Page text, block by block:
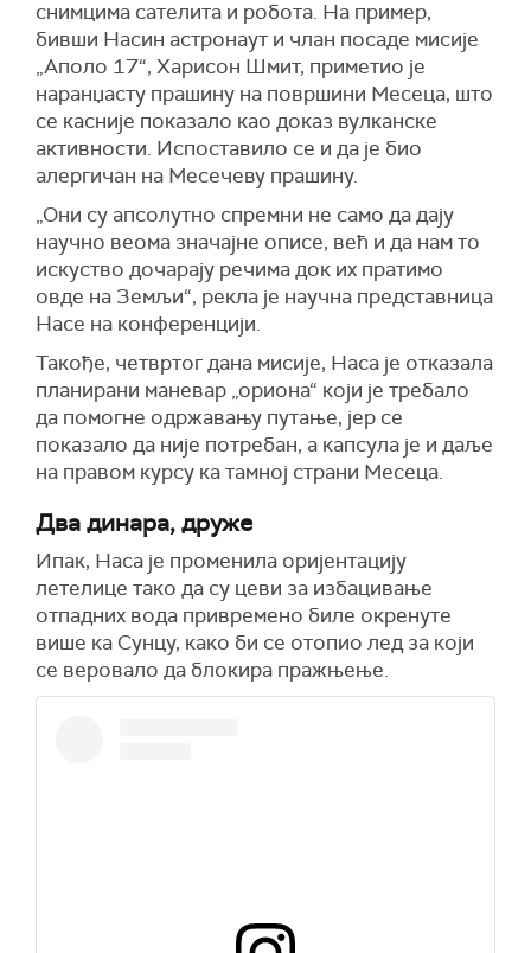
снимцима сателита и робота. На пример,
бивши Насин астронаут и члан посаде мисије
„Аполо 17“, Харисон Шмит, приметио је
наранџасту прашину на површини Месеца, што
се касније показало као доказ вулканске
активности. Испоставило се и да је био
алергичан на Месечеву прашину.
„Они су апсолутно спремни не само да дају
научно веома значајне описе, већ и да нам то
искуство дочарају речима док их пратимо
овде на Земљи“, рекла је научна представница
Насе на конференцији.
Такође, четвртог дана мисије, Наса је отказала
планирани маневар „ориона“ који је требало
да помогне одржавању путање, јер се
показало да није потребан, а капсула је и даље
на правом курсу ка тамној страни Месеца.
Два динара, друже
Ипак, Наса је променила оријентацију
летелице тако да су цеви за избацивање
отпадних вода привремено биле окренуте
више ка Сунцу, како би се отопио лед за који
се веровало да блокира пражњење.